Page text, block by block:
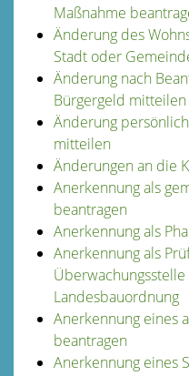
Maßnahme
Änderung des
Stadt oder
Änderung nach
Bürgergeld mitteilen
Änderung
mitteilen
Änderungen an die
Anerkennung als
beantragen
Anerkennung als
Anerkennung als
Überwachungsstelle
Landesbauordnung
Anerkennung eines
beantragen
Anerkennung eines